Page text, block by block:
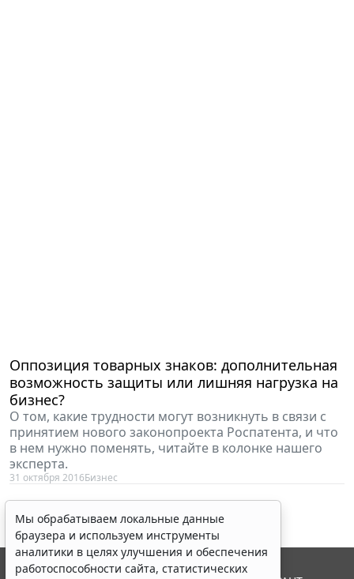
Оппозиция товарных знаков: дополнительная
возможность защиты или лишняя нагрузка на
бизнес?
О том, какие трудности могут возникнуть в связи с
принятием нового законопроекта Роспатента, и что
в нем нужно поменять, читайте в колонке нашего
эксперта.
31 октября 2016Бизнес
Мы обрабатываем локальные данные
браузера и используем инструменты
аналитики в целях улучшения и обеспечения
работоспособности сайта, статистических